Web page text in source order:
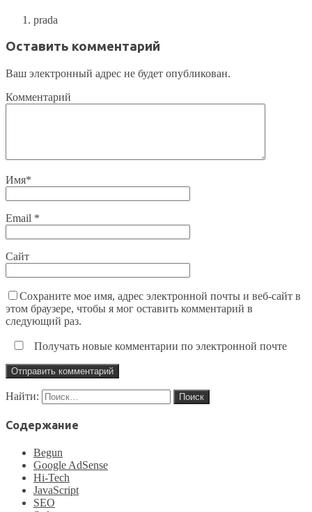
prada
Оставить комментарий
Ваш электронный адрес не будет опубликован.
Комментарий
Имя*
Email *
Сайт
Сохраните мое имя, адрес электронной почты и веб-сайт в
этом браузере, чтобы я мог оставить комментарий в
следующий раз.
Получать новые комментарии по электронной почте
Найти:
Содержание
Begun
Google AdSense
Hi-Tech
JavaScript
SEO